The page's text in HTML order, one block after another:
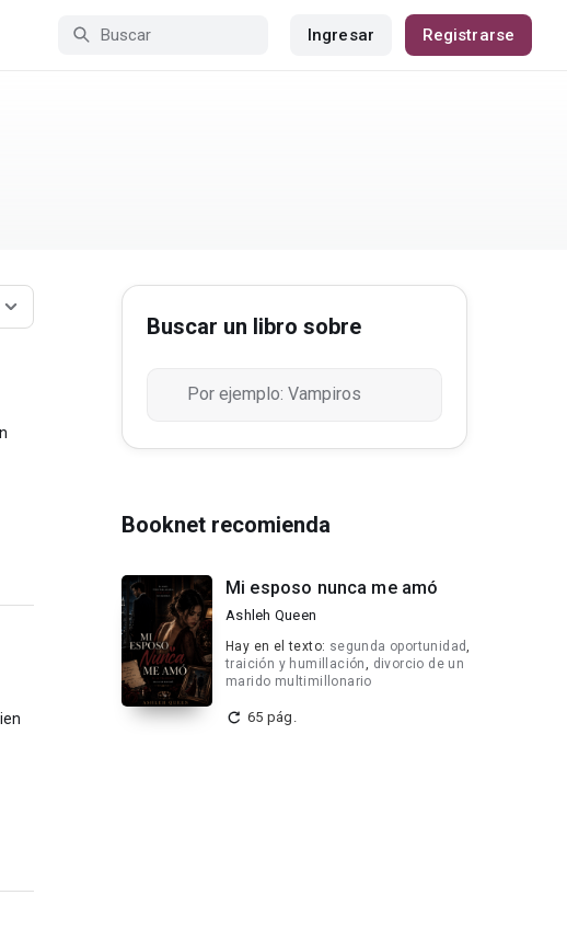
Ingresar Registrarse
Buscar un libro sobre
Booknet recomienda
Mi esposo nunca me amó
Ashleh Queen
Hay en el texto: segunda oportunidad,
traición y humillación, divorcio de un
marido multimillonario
65 pág.